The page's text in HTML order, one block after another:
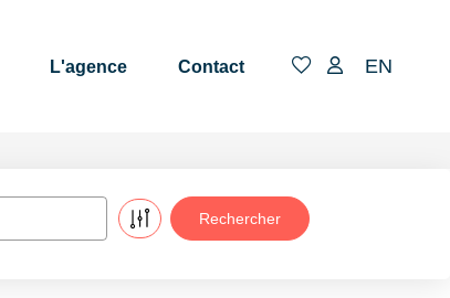
L'agence Contact EN